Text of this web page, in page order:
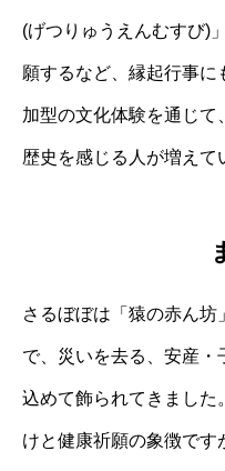
(げつりゅうえんむすび)
願するなど、縁起行事に
加型の文化体験を通じ
歴史を感じる人が増えて
さるぼぼは「猿の赤ん
で、災いを去る、安産・
込めて飾られてきました
けと健康祈願の象徴です